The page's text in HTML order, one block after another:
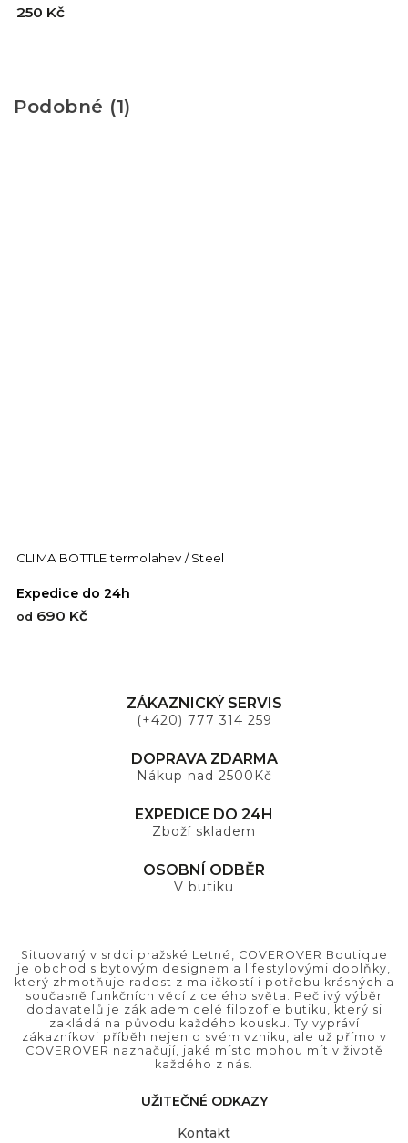
250 Kč
Podobné (1)
CLIMA BOTTLE termolahev / Steel
Expedice do 24h
od 690 Kč
ZÁKAZNICKÝ SERVIS
(+420) 777 314 259
DOPRAVA ZDARMA
Nákup nad 2500Kč
EXPEDICE DO 24H
Zboží skladem
OSOBNÍ ODBĚR
V butiku
Situovaný v srdci pražské Letné, COVEROVER Boutique
je obchod s bytovým designem a lifestylovými doplňky,
který zhmotňuje radost z maličkostí i potřebu krásných a
současně funkčních věcí z celého světa. Pečlivý výběr
dodavatelů je základem celé filozofie butiku, který si
zakládá na původu každého kousku. Ty vypráví
zákazníkovi příběh nejen o svém vzniku, ale už přímo v
COVEROVER naznačují, jaké místo mohou mít v životě
každého z nás.
UŽITEČNÉ ODKAZY
Kontakt